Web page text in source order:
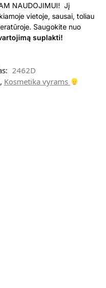
NAUDOJIMUI! Jį
vietoje, sausai, toliau
Saugokite nuo
suplakti!
2462D
, Kosmetika vyrams